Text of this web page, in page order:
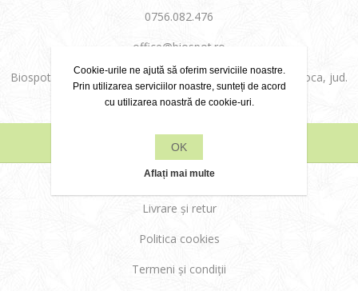
0756.082.476
office@biospot.ro
Biospot Cosmetics SRL, Str. Aurel Vlaicu, nr. 36, Cluj-Napoca, jud.
Cluj
Informații
Modalități de plată
Livrare și retur
Politica cookies
Termeni și condiții
Cookie-urile ne ajută să oferim serviciile noastre.
Prin utilizarea serviciilor noastre, sunteți de acord
cu utilizarea noastră de cookie-uri.
OK
Aflați mai multe